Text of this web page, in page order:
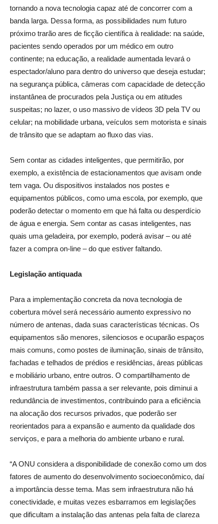
tornando a nova tecnologia capaz até de concorrer com a
banda larga. Dessa forma, as possibilidades num futuro
próximo trarão ares de ficção científica à realidade: na saúde,
pacientes sendo operados por um médico em outro
continente; na educação, a realidade aumentada levará o
espectador/aluno para dentro do universo que deseja estudar;
na segurança pública, câmeras com capacidade de detecção
instantânea de procurados pela Justiça ou em atitudes
suspeitas; no lazer, o uso massivo de vídeos 3D pela TV ou
celular; na mobilidade urbana, veículos sem motorista e sinais
de trânsito que se adaptam ao fluxo das vias.
Sem contar as cidades inteligentes, que permitirão, por
exemplo, a existência de estacionamentos que avisam onde
tem vaga. Ou dispositivos instalados nos postes e
equipamentos públicos, como uma escola, por exemplo, que
poderão detectar o momento em que há falta ou desperdício
de água e energia. Sem contar as casas inteligentes, nas
quais uma geladeira, por exemplo, poderá avisar – ou até
fazer a compra on-line – do que estiver faltando.
Legislação antiquada
Para a implementação concreta da nova tecnologia de
cobertura móvel será necessário aumento expressivo no
número de antenas, dada suas características técnicas. Os
equipamentos são menores, silenciosos e ocuparão espaços
mais comuns, como postes de iluminação, sinais de trânsito,
fachadas e telhados de prédios e residências, áreas públicas
e mobiliário urbano, entre outros. O compartilhamento de
infraestrutura também passa a ser relevante, pois diminui a
redundância de investimentos, contribuindo para a eficiência
na alocação dos recursos privados, que poderão ser
reorientados para a expansão e aumento da qualidade dos
serviços, e para a melhoria do ambiente urbano e rural.
“A ONU considera a disponibilidade de conexão como um dos
fatores de aumento do desenvolvimento socioeconômico, daí
a importância desse tema. Mas sem infraestrutura não há
conectividade, e muitas vezes esbarramos em legislações
que dificultam a instalação das antenas pela falta de clareza